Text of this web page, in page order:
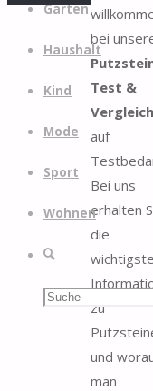
Garten
Haushalt
Kind
Mode
Sport
Wohnen
Suche
Suchen
bei
Test &
Vergleich
auf
Bei uns
erhalten
die
zu
und
man